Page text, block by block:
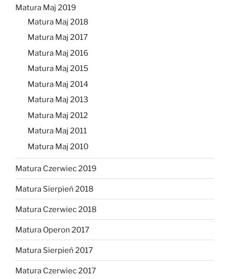
Matura Maj 2019
Matura Maj 2018
Matura Maj 2017
Matura Maj 2016
Matura Maj 2015
Matura Maj 2014
Matura Maj 2013
Matura Maj 2012
Matura Maj 2011
Matura Maj 2010
Matura Czerwiec 2019
Matura Sierpień 2018
Matura Czerwiec 2018
Matura Operon 2017
Matura Sierpień 2017
Matura Czerwiec 2017